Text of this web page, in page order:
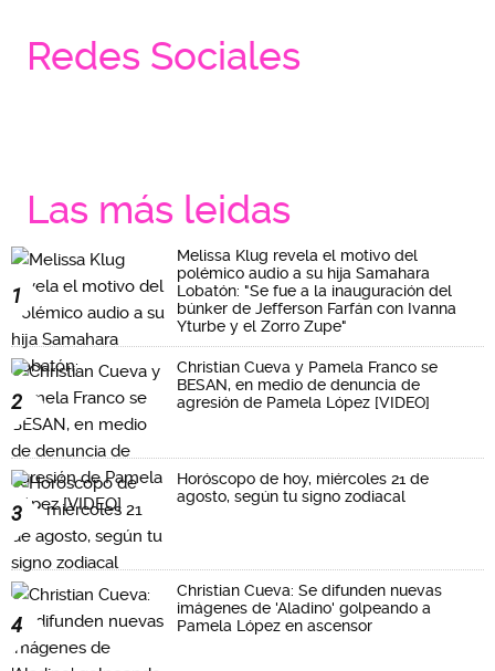
Redes Sociales
Las más leidas
1
Melissa Klug revela el motivo del
polémico audio a su hija Samahara
Lobatón: "Se fue a la inauguración del
búnker de Jefferson Farfán con Ivanna
Yturbe y el Zorro Zupe"
2
Christian Cueva y Pamela Franco se
BESAN, en medio de denuncia de
agresión de Pamela López [VIDEO]
3
Horóscopo de hoy, miércoles 21 de
agosto, según tu signo zodiacal
4
Christian Cueva: Se difunden nuevas
imágenes de 'Aladino' golpeando a
Pamela López en ascensor